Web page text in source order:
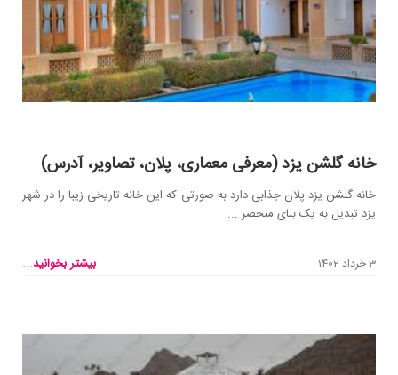
خانه گلشن یزد (معرفی معماری، پلان، تصاویر، آدرس)
خانه گلشن یزد پلان جذابی دارد به صورتی که این خانه تاریخی زیبا را در شهر
یزد تبدیل به یک بنای منحصر ...
3 خرداد 1402 بیشتر بخوانید...